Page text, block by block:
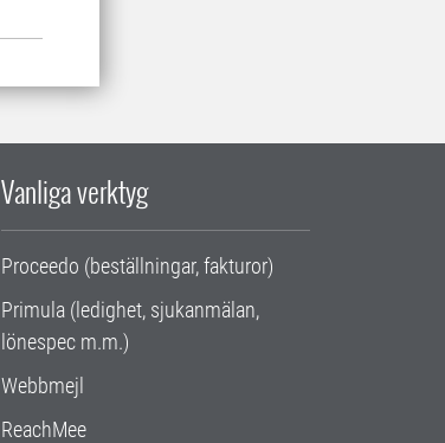
Vanliga verktyg
Proceedo (beställningar, fakturor)
Primula (ledighet, sjukanmälan,
lönespec m.m.)
Webbmejl
ReachMee